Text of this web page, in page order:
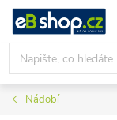
Přejít
obsah
Nádobí